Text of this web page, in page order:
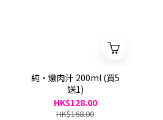
純・燉肉汁 200ml (買5
送1)
HK$128.00
HK$168.00